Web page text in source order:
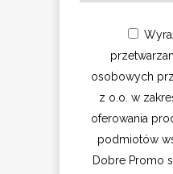
osobowych
z o.o. w
oferowania
podmiotów
Dobre Promo